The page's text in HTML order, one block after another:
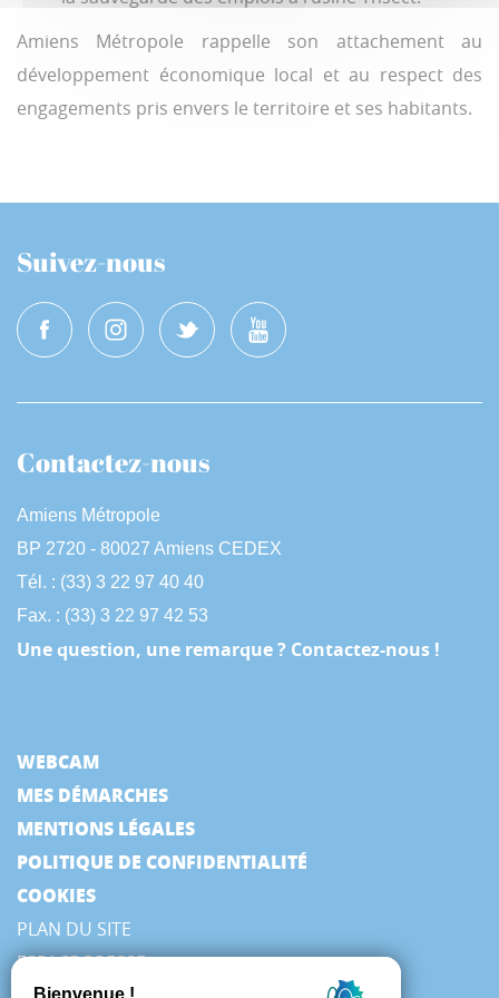
Amiens Métropole rappelle son attachement au
développement économique local et au respect des
engagements pris envers le territoire et ses habitants.
Suivez-nous
Contactez-nous
Amiens Métropole
BP 2720 - 80027 Amiens CEDEX
Tél. : (33) 3 22 97 40 40
Fax. : (33) 3 22 97 42 53
Une question, une remarque ? Contactez-nous !
WEBCAM
MES DÉMARCHES
MENTIONS LÉGALES
POLITIQUE DE CONFIDENTIALITÉ
COOKIES
PLAN DU SITE
ESPACE PRESSE